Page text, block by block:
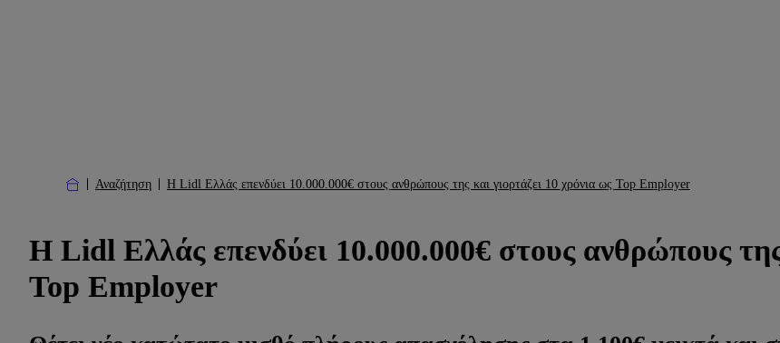
Αναζήτηση Η Lidl Ελλάς επενδύει 10.000.000€ στους ανθρώπους της και γιορτάζει 10 χρόνια ως Top Employer
Η Lidl Ελλάς επενδύει 10.000.000€ στους ανθρώπους της
Top Employer